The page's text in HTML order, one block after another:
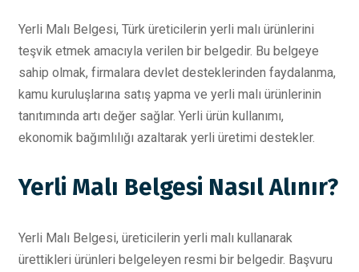
Yerli Malı Belgesi, Türk üreticilerin yerli malı ürünlerini
teşvik etmek amacıyla verilen bir belgedir. Bu belgeye
sahip olmak, firmalara devlet desteklerinden faydalanma,
kamu kuruluşlarına satış yapma ve yerli malı ürünlerinin
tanıtımında artı değer sağlar. Yerli ürün kullanımı,
ekonomik bağımlılığı azaltarak yerli üretimi destekler.
Yerli Malı Belgesi Nasıl Alınır?
Yerli Malı Belgesi, üreticilerin yerli malı kullanarak
ürettikleri ürünleri belgeleyen resmi bir belgedir. Başvuru